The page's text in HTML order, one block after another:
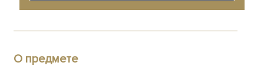
О предмете